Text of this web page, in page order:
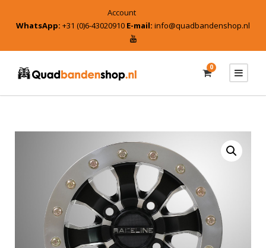
Account
WhatsApp: +31 (0)6-43020910 E-mail: info@quadbandenshop.nl
0